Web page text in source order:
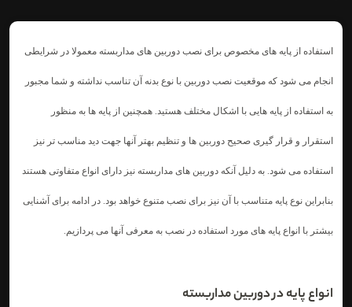
استفاده از پایه های مخصوص برای نصب دوربین های مداربسته معمولا در شرایطی
انجام می شود که موقعیت نصب دوربین با نوع بدنه آن تناسب نداشته و شما مجبور
به استفاده از پایه هایی با اشکال مختلف هستید. همچنین از پایه ها به منظور
استقرار و قرار گیری صحیح دوربین ها و تنظیم بهتر آنها جهت دید مناسب تر نیز
استفاده می شود. به دلیل آنکه دوربین های مداربسته نیز دارای انواع متفاوتی هستند
بنابراین نوع پایه متناسب با آن نیز برای نصب متنوع خواهد بود. در ادامه برای آشنایی
بیشتر با انواع پایه های مورد استفاده در نصب به معرفی آنها می پردازیم.
انواع پایه در دوربین مداربسته